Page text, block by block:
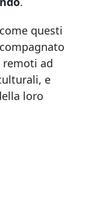
questi
remoti ad
e
loro